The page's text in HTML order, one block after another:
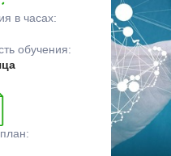
в часах:
обучения: